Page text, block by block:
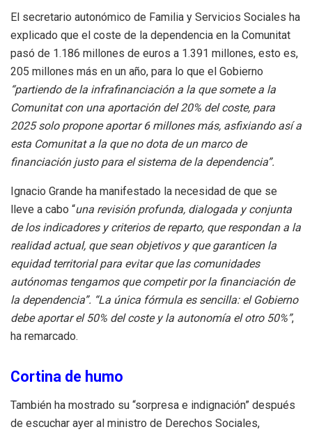
El secretario autonómico de Familia y Servicios Sociales ha
explicado que el coste de la dependencia en la Comunitat
pasó de 1.186 millones de euros a 1.391 millones, esto es,
205 millones más en un año, para lo que el Gobierno
“partiendo de la infrafinanciación a la que somete a la
Comunitat con una aportación del 20% del coste, para
2025 solo propone aportar 6 millones más, asfixiando así a
esta Comunitat a la que no dota de un marco de
financiación justo para el sistema de la dependencia”.
Ignacio Grande ha manifestado la necesidad de que se
lleve a cabo “una revisión profunda, dialogada y conjunta
de los indicadores y criterios de reparto, que respondan a la
realidad actual, que sean objetivos y que garanticen la
equidad territorial para evitar que las comunidades
autónomas tengamos que competir por la financiación de
la dependencia”. “La única fórmula es sencilla: el Gobierno
debe aportar el 50% del coste y la autonomía el otro 50%”,
ha remarcado.
Cortina de humo
También ha mostrado su “sorpresa e indignación” después
de escuchar ayer al ministro de Derechos Sociales,